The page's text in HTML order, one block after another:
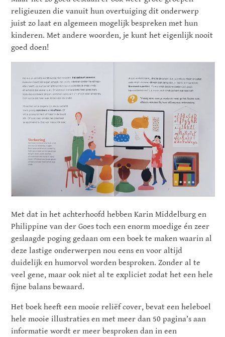
religieuzen die vanuit hun overtuiging dit onderwerp
juist zo laat en algemeen mogelijk bespreken met hun
kinderen. Met andere woorden, je kunt het eigenlijk nooit
goed doen!
Met dat in het achterhoofd hebben Karin Middelburg en
Philippine van der Goes toch een enorm moedige én zeer
geslaagde poging gedaan om een boek te maken waarin al
deze lastige onderwerpen nou eens en voor altijd
duidelijk en humorvol worden besproken. Zonder al te
veel gene, maar ook niet al te expliciet zodat het een hele
fijne balans bewaard.
Het boek heeft een mooie reliëf cover, bevat een heleboel
hele mooie illustraties en met meer dan 50 pagina’s aan
informatie wordt er meer besproken dan in een